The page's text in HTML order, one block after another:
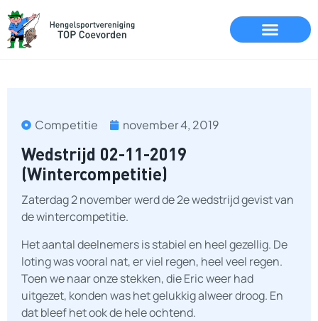
Competitie november 4, 2019
Wedstrijd 02-11-2019
(Wintercompetitie)
Zaterdag 2 november werd de 2e wedstrijd gevist van
de wintercompetitie.
Het aantal deelnemers is stabiel en heel gezellig. De
loting was vooral nat, er viel regen, heel veel regen.
Toen we naar onze stekken, die Eric weer had
uitgezet, konden was het gelukkig alweer droog. En
dat bleef het ook de hele ochtend.